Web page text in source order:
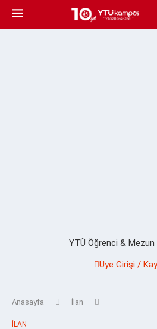
YTÜ Öğrenci &
Üye Girişi /
Anasayfa İlan
İLAN